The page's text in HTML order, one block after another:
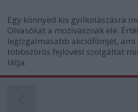
Egy könnyed kis gyilkolászásra
Olvasókat a mozivásznak elé.
legizgalmasabb akciófilmjét,
többszörös fejlövést szolgáltat
látja.